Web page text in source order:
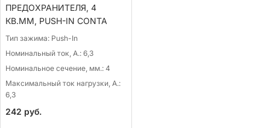
ПРЕДОХРАНИТЕЛЯ, 4
КВ.ММ, PUSH-IN CONTA
Тип зажима: Push-In
Номинальный ток, А.: 6,3
Номинальное сечение, мм.: 4
Максимальный ток нагрузки, А.:
6,3
242 руб.